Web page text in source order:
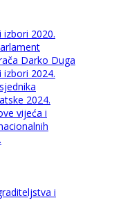
izbori 2020.
Darko Duga
izbori 2024.
2024.
vijeća i
i